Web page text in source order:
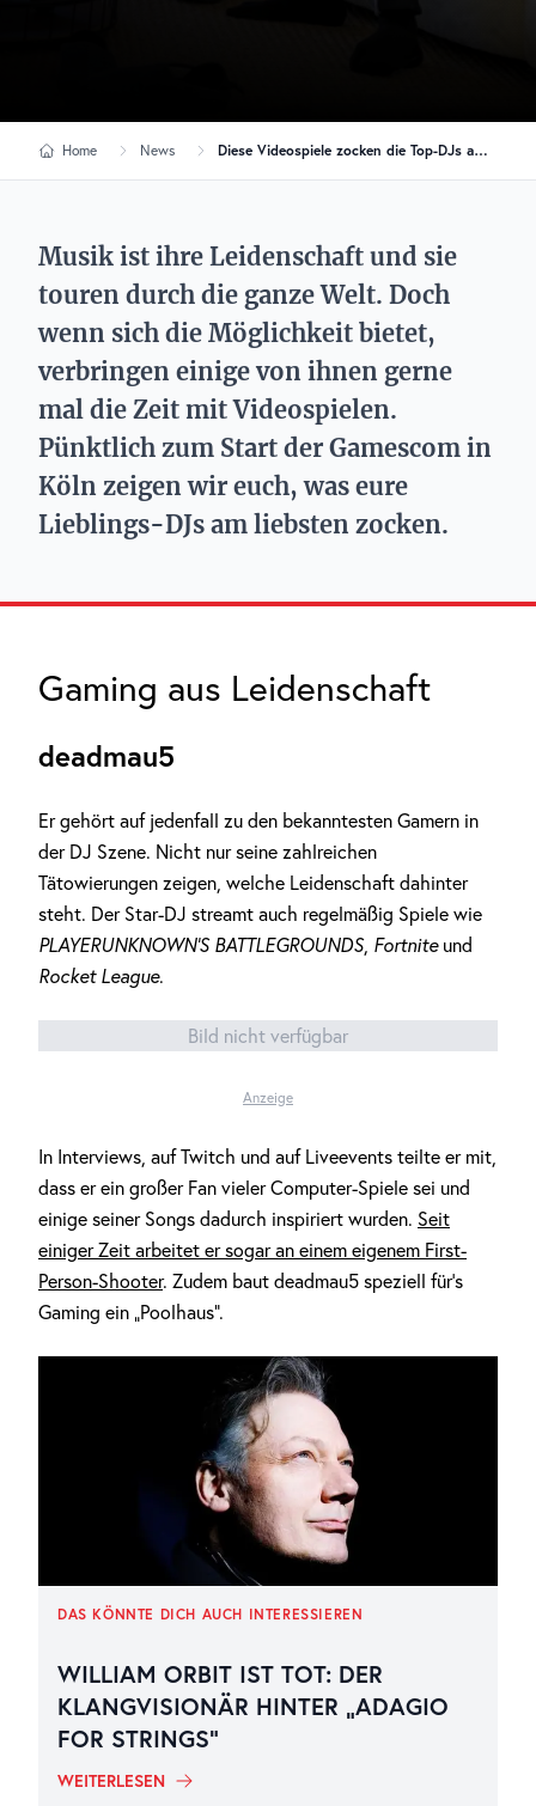
Home News Diese Videospiele zocken die Top-DJs am liebsten!
Musik ist ihre Leidenschaft und sie
touren durch die ganze Welt. Doch
wenn sich die Möglichkeit bietet,
verbringen einige von ihnen gerne
mal die Zeit mit Videospielen.
Pünktlich zum Start der Gamescom in
Köln zeigen wir euch, was eure
Lieblings-DJs am liebsten zocken.
Gaming aus Leidenschaft
deadmau5
Er gehört auf jedenfall zu den bekanntesten Gamern in
der DJ Szene. Nicht nur seine zahlreichen
Tätowierungen zeigen, welche Leidenschaft dahinter
steht. Der Star-DJ streamt auch regelmäßig Spiele wie
PLAYERUNKNOWN’S BATTLEGROUNDS, Fortniteund
Rocket League.
Bild nicht verfügbar
Anzeige
In Interviews, auf Twitch und auf Liveevents teilte er mit,
dass er ein großer Fan vieler Computer-Spiele sei und
einige seiner Songs dadurch inspiriert wurden. Seit
einiger Zeit arbeitet er sogar an einem eigenem First-
Person-Shooter. Zudem baut deadmau5 speziell für’s
Gaming ein „Poolhaus“.
DAS KÖNNTE DICH AUCH INTERESSIEREN
WILLIAM ORBIT IST TOT: DER
KLANGVISIONÄR HINTER „ADAGIO
FOR STRINGS“
WEITERLESEN